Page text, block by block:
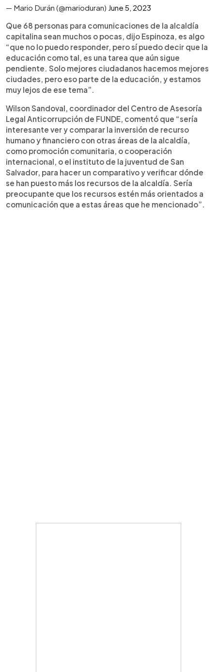
— Mario Durán (@marioduran) June 5, 2023
Que 68 personas para comunicaciones de la alcaldía
capitalina sean muchos o pocas, dijo Espinoza, es algo
“que no lo puedo responder, pero sí puedo decir que la
educación como tal, es una tarea que aún sigue
pendiente. Solo mejores ciudadanos hacemos mejores
ciudades, pero eso parte de la educación, y estamos
muy lejos de ese tema”.
Wilson Sandoval, coordinador del Centro de Asesoría
Legal Anticorrupción de FUNDE, comentó que “sería
interesante ver y comparar la inversión de recurso
humano y financiero con otras áreas de la alcaldía,
como promoción comunitaria, o cooperación
internacional, o el instituto de la juventud de San
Salvador, para hacer un comparativo y verificar dónde
se han puesto más los recursos de la alcaldía. Sería
preocupante que los recursos estén más orientados a
comunicación que a estas áreas que he mencionado”.